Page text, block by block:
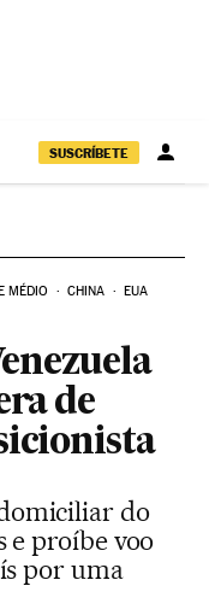
SUSCRÍBETE
MÉDIO CHINA EUA
de
do
e proíbe voo
por uma